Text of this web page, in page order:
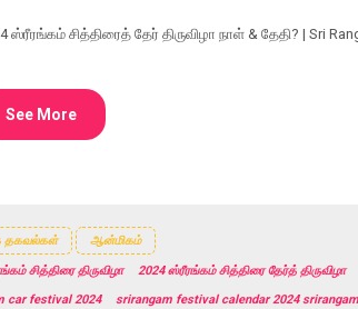
ஸ்ரீரங்கம் சித்திரைத் தேர் திருவிழா நாள் & தேதி? | Sri
See More
தகவல்கள் ஆன்மிகம்
சித்திரை திருவிழா 2024 ஸ்ரீரங்கம் சித்திரை தேர்த் திருவிழா
car festival 2024
srirangam festival calendar 2024